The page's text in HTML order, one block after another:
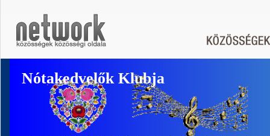
Nótakedvelők Klubja